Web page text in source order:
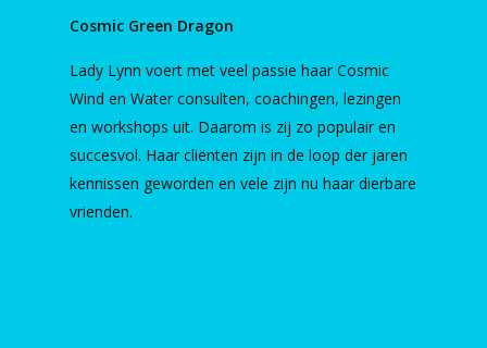
Cosmic Green Dragon
Lady Lynn voert met veel passie haar Cosmic
Wind en Water consulten, coachingen, lezingen
en workshops uit. Daarom is zij zo populair en
succesvol. Haar cliënten zijn in de loop der jaren
kennissen geworden en vele zijn nu haar dierbare
vrienden.